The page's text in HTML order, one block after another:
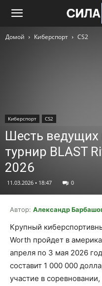
Домой Киберспорт CS2
Киберспорт CS2
Шесть ведущих
турнир BLAST
2026
11.03.2026 • 18:47 0
Автор: Александр
Крупный
Worth пройдет в
апреля по 3 мая 2026
составит 1 000 000
участие в